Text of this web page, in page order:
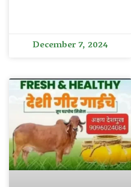
December 7, 2024